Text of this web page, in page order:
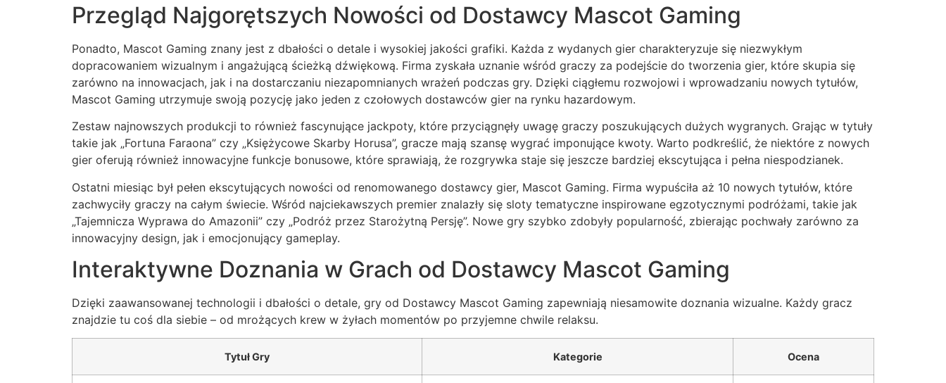
Przegląd Najgorętszych Nowości od Dostawcy Mascot Gaming
Ponadto, Mascot Gaming znany jest z dbałości o detale i wysokiej jakości grafiki. Każda z wydanych gier charakteryzuje się niezwykłym
dopracowaniem wizualnym i angażującą ścieżką dźwiękową. Firma zyskała uznanie wśród graczy za podejście do tworzenia gier, które skupia się
zarówno na innowacjach, jak i na dostarczaniu niezapomnianych wrażeń podczas gry. Dzięki ciągłemu rozwojowi i wprowadzaniu nowych tytułów,
Mascot Gaming utrzymuje swoją pozycję jako jeden z czołowych dostawców gier na rynku hazardowym.
Zestaw najnowszych produkcji to również fascynujące jackpoty, które przyciągnęły uwagę graczy poszukujących dużych wygranych. Grając w tytuły
takie jak „Fortuna Faraona” czy „Księżycowe Skarby Horusa”, gracze mają szansę wygrać imponujące kwoty. Warto podkreślić, że niektóre z nowych
gier oferują również innowacyjne funkcje bonusowe, które sprawiają, że rozgrywka staje się jeszcze bardziej ekscytująca i pełna niespodzianek.
Ostatni miesiąc był pełen ekscytujących nowości od renomowanego dostawcy gier, Mascot Gaming. Firma wypuściła aż 10 nowych tytułów, które
zachwyciły graczy na całym świecie. Wśród najciekawszych premier znalazły się sloty tematyczne inspirowane egzotycznymi podróżami, takie jak
„Tajemnicza Wyprawa do Amazonii” czy „Podróż przez Starożytną Persję”. Nowe gry szybko zdobyły popularność, zbierając pochwały zarówno za
innowacyjny design, jak i emocjonujący gameplay.
Interaktywne Doznania w Grach od Dostawcy Mascot Gaming
Dzięki zaawansowanej technologii i dbałości o detale, gry od Dostawcy Mascot Gaming zapewniają niesamowite doznania wizualne. Każdy gracz
znajdzie tu coś dla siebie – od mrożących krew w żyłach momentów po przyjemne chwile relaksu.
Tytuł Gry Kategorie Ocena